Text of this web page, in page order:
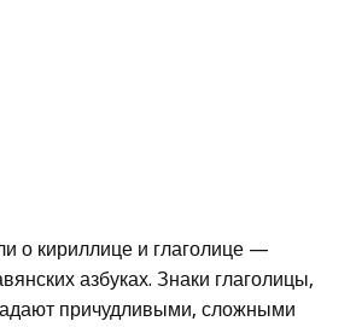
о кириллице и глаголице —
азбуках. Знаки глаголицы,
причудливыми, сложными